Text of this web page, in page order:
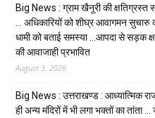
Big News : ग्राम खैनूरी की क्षतिग्रस्त
… अधिकारियों को शीघ्र आवागमन सुचारु
धामी को बताई समस्या …आपदा से सड़क
की आवाजाही प्रभावित
August 3, 2026
Big News : उत्तराखण्ड : आध्यात्मिक
ही अन्य मंदिरों में भी लगा भक्तों का तांता …